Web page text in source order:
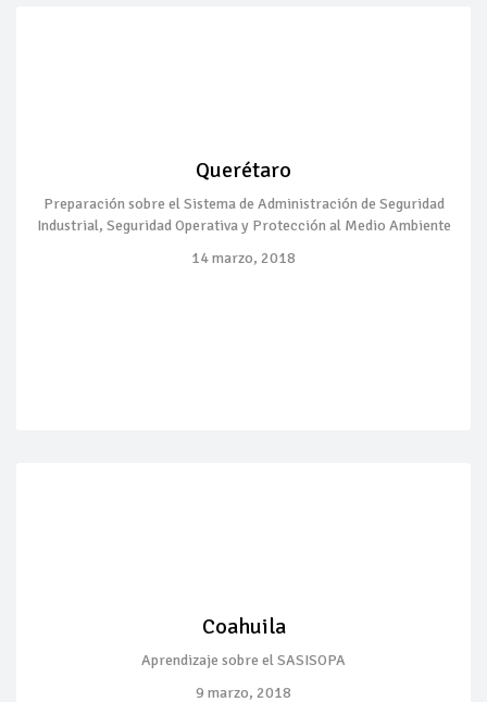
Querétaro
Preparación sobre el Sistema de Administración de Seguridad
Industrial, Seguridad Operativa y Protección al Medio Ambiente
14 marzo, 2018
Coahuila
Aprendizaje sobre el SASISOPA
9 marzo, 2018